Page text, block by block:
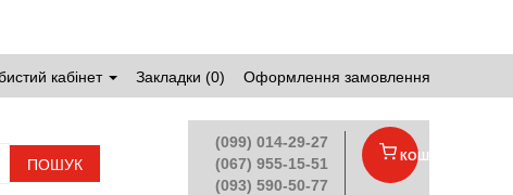
кабінет Закладки (0) Оформлення замовлення
ПОШУК
(099) 014-29-27
(067) 955-15-51
(093) 590-50-77
КОШИК